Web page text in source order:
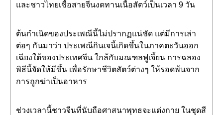
และชาวไทยเชื้อสายจีนงดทานเนื้อสัตว์เป็นเวลา 9 วัน
ต้นกำเนิดของประเพณีนี้ไม่ปรากฏแน่ชัด แต่มีการเล่า
ต่อๆ กันมาว่า ประเพณีกินเจนี้เกิดขึ้นในภาคตะวันออก
เฉียงใต้ของประเทศจีน ใกล้กับมณฑลฟูเจี้ยน การฉลอง
พิธีนี้จัดให้มีขึ้น เพื่อรักษาชีวิตสัตว์ต่างๆ ให้รอดพ้นจาก
การถูกฆ่าเป็นอาหาร
ช่วงเวลานี้ชาวจีนที่นับถือศาสนาพุทธจะแต่งกาย ในชุดสี